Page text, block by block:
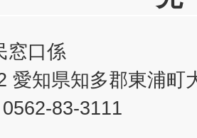
窓口係
愛知県知多郡東浦町
83-3111